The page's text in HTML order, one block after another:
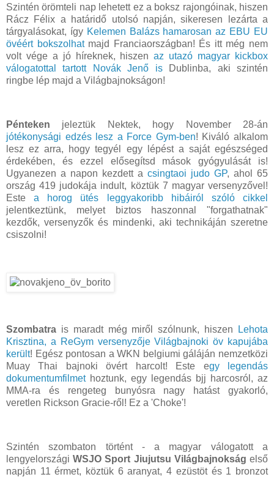
Szintén örömteli nap lehetett ez a boksz rajongóinak, hiszen
Rácz Félix a határidő utolsó napján, sikeresen lezárta a
tárgyalásokat, így Kelemen Balázs hamarosan az EBU EU
övéért bokszolhatmajd Franciaországban! És itt még nem
volt vége a jó híreknek, hiszenaz utazó magyar kickbox‬
válogatottal tartott Novák Jenő isDublinba, aki szintén
ringbe lép majd a Világbajnokságon!
Pénteken jeleztük Nektek, hogy November 28-án
jótékonysági edzés lesz a Force Gym-ben! Kiváló alkalom
lesz ez arra, hogy tegyél egy lépést a saját egészséged
érdekében, és ezzel elősegítsd mások gyógyulását is!
Ugyanezen a napon kezdett a csingtaoi judo GP, ahol 65
ország 419 judokája indult, köztük 7 magyar versenyzővel!
Estea horog ütés leggyakoribb hibáiról szóló cikkel
jelentkeztünk, melyet biztos haszonnal "forgathatnak"
kezdők, versenyzők és mindenki, aki technikáján szeretne
csiszolni!
Szombatra is maradt még miről szólnunk, hiszen
Lehota
Krisztina, a ReGym versenyzője Világbajnoki öv kapujába
került! Egész pontosan a WKN belgiumi gáláján nemzetközi
Muay Thai bajnoki övért harcolt! Este egy legendás
dokumentumfilmethoztunk, egy legendás bjj‬ harcosról, az
MMA-ra és rengeteg bunyósra nagy hatást gyakorló,
veretlen Rickson Gracie-ről! Ez a 'Choke'!
Szintén szombaton történt - a magyar válogatott a
lengyelországiWSJO Sport Jiujutsu Világbajnokság első
napján 11 érmet, köztük 6 aranyat, 4 ezüstöt és 1 bronzot